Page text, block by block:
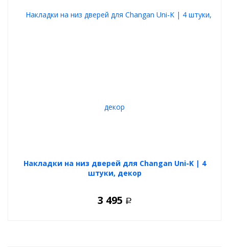
Накладки на низ дверей для Changan Uni-K | 4
штуки, декор
3 495 Р